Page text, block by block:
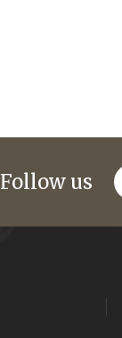
Follow us